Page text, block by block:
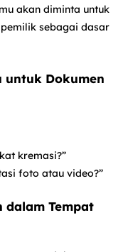
akan diminta untuk
sebagai dasar
untuk Dokumen
kremasi?”
foto atau video?”
dalam Tempat